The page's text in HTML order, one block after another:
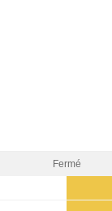
Fermé